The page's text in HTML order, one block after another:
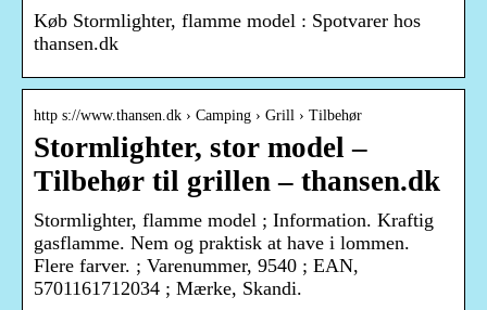
Køb Stormlighter, flamme model : Spotvarer hos
thansen.dk
http s://www.thansen.dk › Camping › Grill › Tilbehør
Stormlighter, stor model –
Tilbehør til grillen – thansen.dk
Stormlighter, flamme model ; Information. Kraftig
gasflamme. Nem og praktisk at have i lommen.
Flere farver. ; Varenummer, 9540 ; EAN,
5701161712034 ; Mærke, Skandi.